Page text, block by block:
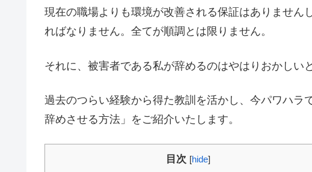
現在の職場よりも環境が改善される保証はありません
ればなりません。全てが順調とは限りません。
それに、被害者である私が辞めるのはやはりおかしい
過去のつらい経験から得た教訓を活かし、今パワハラ
辞めさせる方法」をご紹介いたします。
目次 [hide]